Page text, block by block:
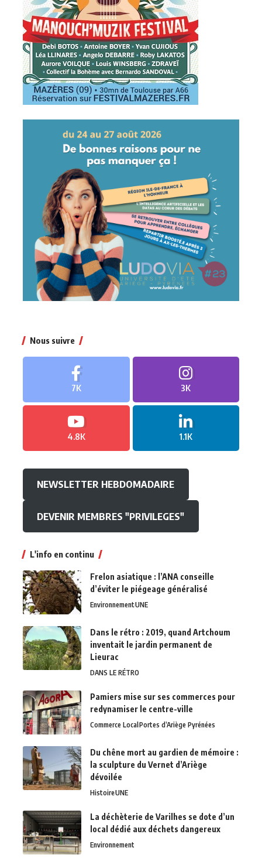
Nous suivre
7K 3K
4.8K 1.1K
NEWSLETTER HEBDOMADAIRE
DEVENIR MEMBRES "PRIVILEGES"
L'info en continu
Frelon asiatique : l’ANA conseille
d’éviter le piégeage généralisé
EnvironnementUNE
Dans le rétro : 2019, quand Artchoum
inventait le jardin permanent de
Lieurac
DANS LE RÉTRO
Pamiers mise sur ses commerces pour
redynamiser le centre-ville
Commerce Local Portes d’Ariège Pyrénées
Du chêne mort au gardien de mémoire :
la sculpture du Vernet d’Ariège
dévoilée
HistoireUNE
La déchèterie de Varilhes se dote d’un
local dédié aux déchets dangereux
Environnement